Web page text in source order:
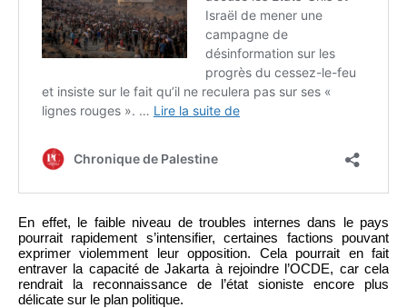
En effet, le faible niveau de troubles internes dans le pays
pourrait rapidement s’intensifier, certaines factions pouvant
exprimer violemment leur opposition. Cela pourrait en fait
entraver la capacité de Jakarta à rejoindre l’OCDE, car cela
rendrait la reconnaissance de l’état sioniste encore plus
délicate sur le plan politique.